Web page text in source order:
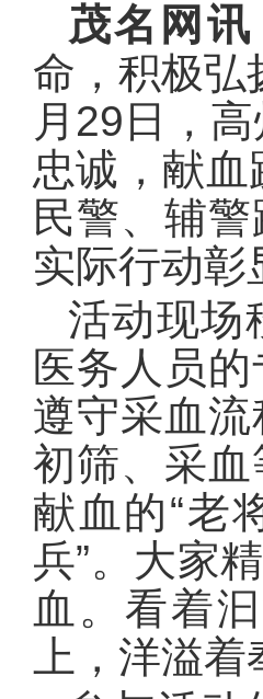
茂名网讯
命，积极弘
月29日，
忠诚，献血
民警、辅
实际行动彰
活动现场
医务人员
遵守采血
初筛、采
献血的“老
兵”。大家
血。看着
上，洋溢